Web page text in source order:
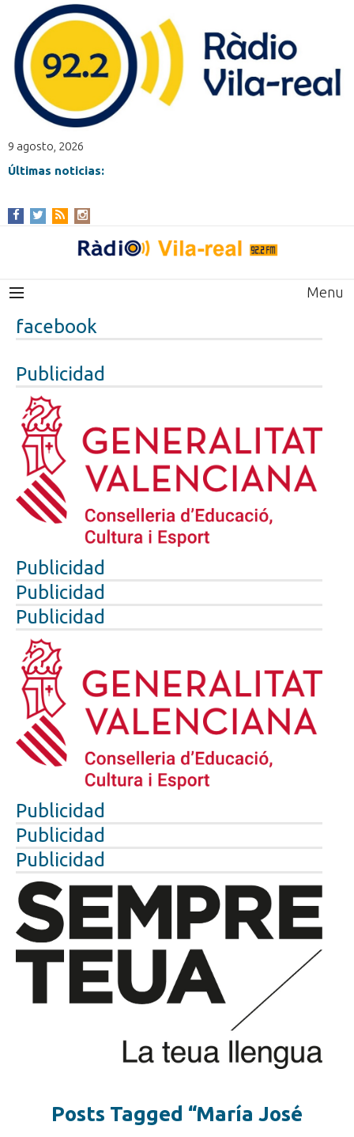
9 agosto, 2026
Últimas noticias:
Menu
facebook
Publicidad
Publicidad
Publicidad
Publicidad
Publicidad
Publicidad
Publicidad
Posts Tagged “María José